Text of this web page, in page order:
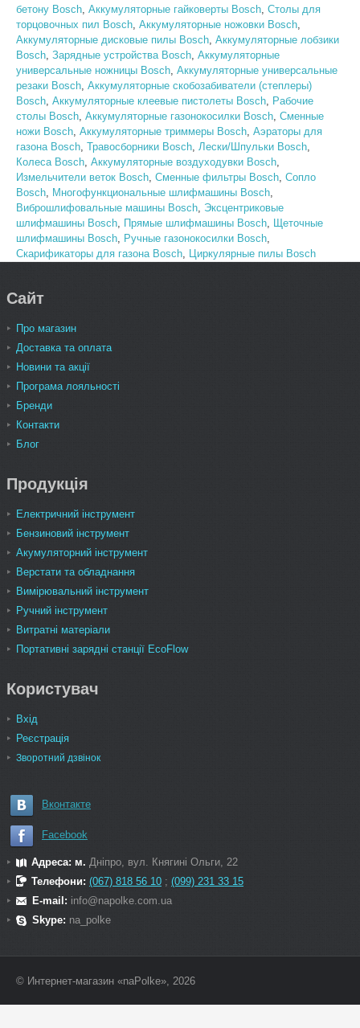
бетону Bosch, Аккумуляторные гайковерты Bosch, Столы для
торцовочных пил Bosch, Аккумуляторные ножовки Bosch,
Аккумуляторные дисковые пилы Bosch, Аккумуляторные лобзики
Bosch, Зарядные устройства Bosch, Аккумуляторные
универсальные ножницы Bosch, Аккумуляторные универсальные
резаки Bosch, Аккумуляторные скобозабиватели (степлеры)
Bosch, Аккумуляторные клеевые пистолеты Bosch, Рабочие
столы Bosch, Аккумуляторные газонокосилки Bosch, Сменные
ножи Bosch, Аккумуляторные триммеры Bosch, Аэраторы для
газона Bosch, Травосборники Bosch, Лески/Шпульки Bosch,
Колеса Bosch, Аккумуляторные воздуходувки Bosch,
Измельчители веток Bosch, Сменные фильтры Bosch, Сопло
Bosch, Многофункциональные шлифмашины Bosch,
Виброшлифовальные машины Bosch, Эксцентриковые
шлифмашины Bosch, Прямые шлифмашины Bosch, Щеточные
шлифмашины Bosch, Ручные газонокосилки Bosch,
Скарификаторы для газона Bosch, Циркулярные пилы Bosch
Сайт
Про магазин
Доставка та оплата
Новини та акції
Програма лояльності
Бренди
Контакти
Блог
Продукція
Електричний інструмент
Бензиновий інструмент
Акумуляторний інструмент
Верстати та обладнання
Вимірювальний інструмент
Ручний інструмент
Витратні матеріали
Портативні зарядні станції EcoFlow
Користувач
Вхід
Реєстрація
Зворотний дзвінок
Вконтакте
Facebook
Адреса: м. Дніпро, вул. Княгині Ольги, 22
Телефони: (067) 818 56 10 ; (099) 231 33 15
E-mail: info@napolke.com.ua
Skype: na_polke
© Интернет-магазин «naPolke», 2026